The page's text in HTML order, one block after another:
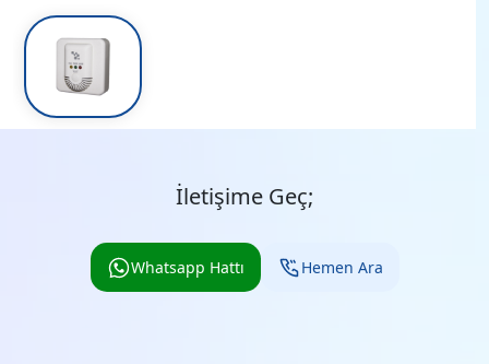
İletişime Geç;
Whatsapp Hattı Hemen Ara